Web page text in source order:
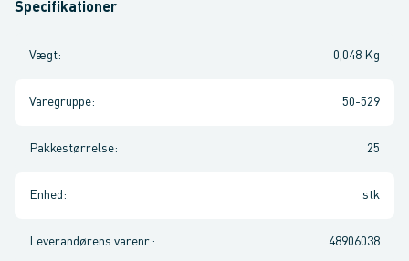
Specifikationer
Vægt: 0,048 Kg
Varegruppe: 50-529
Pakkestørrelse: 25
Enhed : stk
Leverandørens varenr. : 48906038